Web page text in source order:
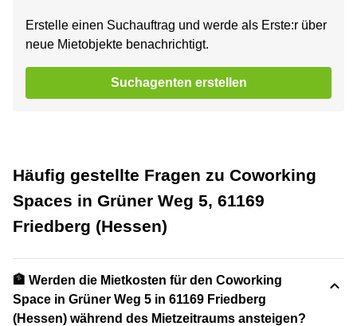
Erstelle einen Suchauftrag und werde als Erste:r über
neue Mietobjekte benachrichtigt.
Suchagenten erstellen
Häufig gestellte Fragen zu Coworking
Spaces in Grüner Weg 5, 61169
Friedberg (Hessen)
🏦 Werden die Mietkosten für den Coworking
Space in Grüner Weg 5 in 61169 Friedberg
(Hessen) während des Mietzeitraums ansteigen?